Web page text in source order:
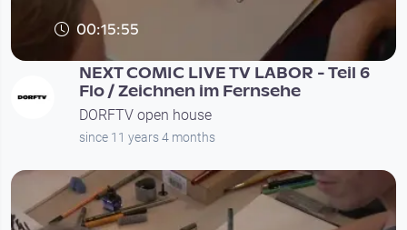
00:15:55
NEXT COMIC LIVE TV LABOR - Teil 6
Flo / Zeichnen im Fernsehe
DORFTV open house
since 11 years 4 months